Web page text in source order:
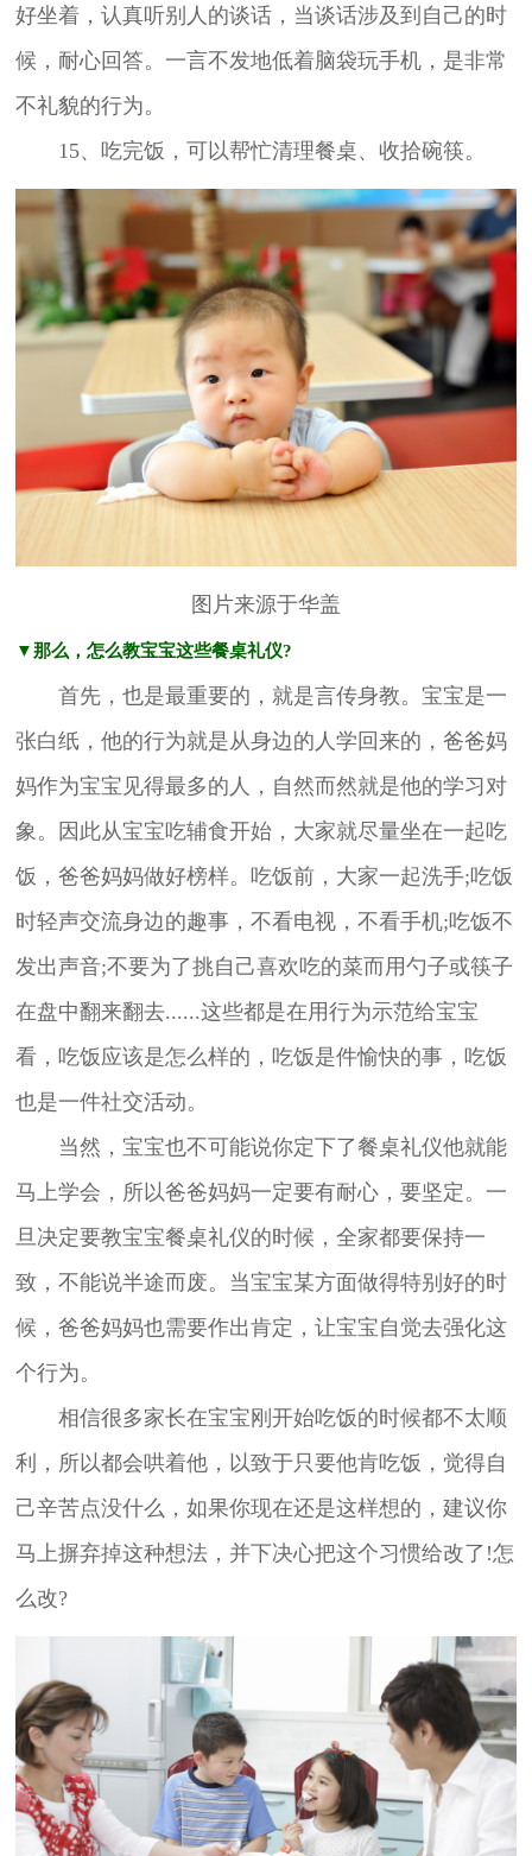
好坐着，认真听别人的谈话，当谈话涉及到自己的时
候，耐心回答。一言不发地低着脑袋玩手机，是非常
不礼貌的行为。
15、吃完饭，可以帮忙清理餐桌、收拾碗筷。
图片来源于华盖
▼那么，怎么教宝宝这些餐桌礼仪?
首先，也是最重要的，就是言传身教。宝宝是一
张白纸，他的行为就是从身边的人学回来的，爸爸妈
妈作为宝宝见得最多的人，自然而然就是他的学习对
象。因此从宝宝吃辅食开始，大家就尽量坐在一起吃
饭，爸爸妈妈做好榜样。吃饭前，大家一起洗手;吃饭
时轻声交流身边的趣事，不看电视，不看手机;吃饭不
发出声音;不要为了挑自己喜欢吃的菜而用勺子或筷子
在盘中翻来翻去......这些都是在用行为示范给宝宝
看，吃饭应该是怎么样的，吃饭是件愉快的事，吃饭
也是一件社交活动。
当然，宝宝也不可能说你定下了餐桌礼仪他就能
马上学会，所以爸爸妈妈一定要有耐心，要坚定。一
旦决定要教宝宝餐桌礼仪的时候，全家都要保持一
致，不能说半途而废。当宝宝某方面做得特别好的时
候，爸爸妈妈也需要作出肯定，让宝宝自觉去强化这
个行为。
相信很多家长在宝宝刚开始吃饭的时候都不太顺
利，所以都会哄着他，以致于只要他肯吃饭，觉得自
己辛苦点没什么，如果你现在还是这样想的，建议你
马上摒弃掉这种想法，并下决心把这个习惯给改了!怎
么改?